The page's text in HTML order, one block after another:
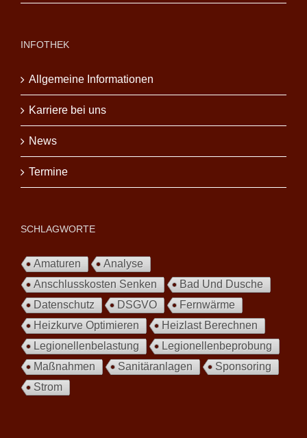
INFOTHEK
Allgemeine Informationen
Karriere bei uns
News
Termine
SCHLAGWORTE
Amaturen
Analyse
Anschlusskosten Senken
Bad Und Dusche
Datenschutz
DSGVO
Fernwärme
Heizkurve Optimieren
Heizlast Berechnen
Legionellenbelastung
Legionellenbeprobung
Maßnahmen
Sanitäranlagen
Sponsoring
Strom